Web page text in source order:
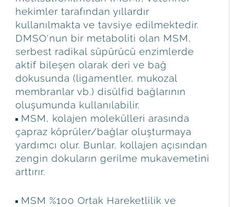
hekimler tarafından yıllardır
kullanılmakta ve tavsiye edilmektedir.
DMSO'nun bir metaboliti olan MSM,
serbest radikal süpürücü enzimlerde
aktif bileşen olarak deri ve bağ
dokusunda (ligamentler, mukozal
membranlar vb.) disülfid bağlarının
oluşumunda kullanılabilir.
MSM, kolajen molekülleri arasında
çapraz köprüler/bağlar oluşturmaya
yardımcı olur. Bunlar, kollajen açısından
zengin dokuların gerilme mukavemetini
arttırır.
MSM %100 Ortak Hareketlilik ve